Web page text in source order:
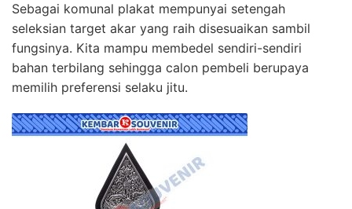
Sebagai komunal plakat mempunyai setengah
seleksian target akar yang raih disesuaikan sambil
fungsinya. Kita mampu membedel sendiri-sendiri
bahan terbilang sehingga calon pembeli berupaya
memilih preferensi selaku jitu.